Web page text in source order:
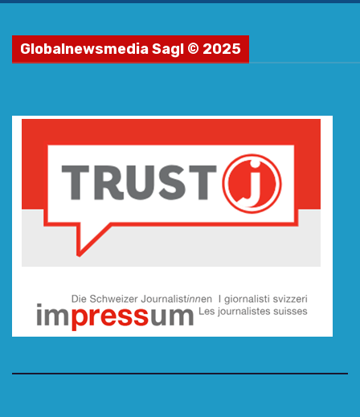
Globalnewsmedia Sagl © 2025